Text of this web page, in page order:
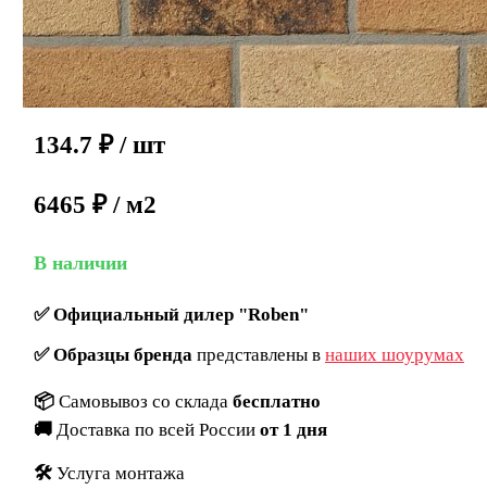
134.7 ₽ / шт
6465 ₽ / м2
В наличии
✅Официальный дилер "Roben"
✅Образцы брендапредставлены в наших шоурумах
📦 Самовывоз со склада бесплатно
🚚 Доставка по всей России от 1 дня
🛠️ Услуга монтажа